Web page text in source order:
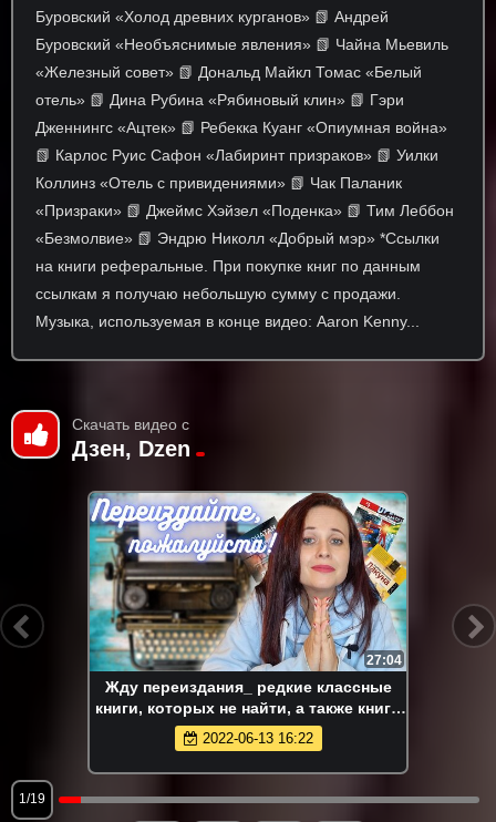
Буровский «Холод древних курганов» 📗 Андрей
Буровский «Необъяснимые явления» 📗 Чайна Мьевиль
«Железный совет» 📗 Дональд Майкл Томас «Белый
отель» 📗 Дина Рубина «Рябиновый клин» 📗 Гэри
Дженнингс «Ацтек» 📗 Ребекка Куанг «Опиумная война»
📗 Карлос Руис Сафон «Лабиринт призраков» 📗 Уилки
Коллинз «Отель с привидениями» 📗 Чак Паланик
«Призраки» 📗 Джеймс Хэйзел «Поденка» 📗 Тим Леббон
«Безмолвие» 📗 Эндрю Николл «Добрый мэр» *Ссылки
на книги реферальные. При покупке книг по данным
ссылкам я получаю небольшую сумму с продажи.
Музыка, используемая в конце видео: Aaron Kenny...
Скачать видео с
Дзен, Dzen
27:04
Жду переиздания_ редкие классные
книги, которых не найти, а также книги
с сомнительным оформлением
2022-06-13 16:22
1/19